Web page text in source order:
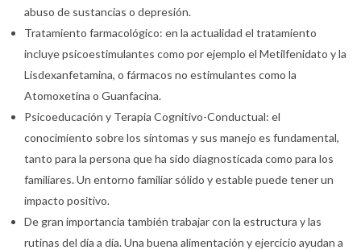
abuso de sustancias o depresión.
Tratamiento farmacológico: en la actualidad el tratamiento
incluye psicoestimulantes como por ejemplo el Metilfenidato y la
Lisdexanfetamina, o fármacos no estimulantes como la
Atomoxetina o Guanfacina.
Psicoeducación y Terapia Cognitivo-Conductual: el
conocimiento sobre los síntomas y sus manejo es fundamental,
tanto para la persona que ha sido diagnosticada como para los
familiares. Un entorno familiar sólido y estable puede tener un
impacto positivo.
De gran importancia también trabajar con la estructura y las
rutinas del día a día. Una buena alimentación y ejercicio ayudan a